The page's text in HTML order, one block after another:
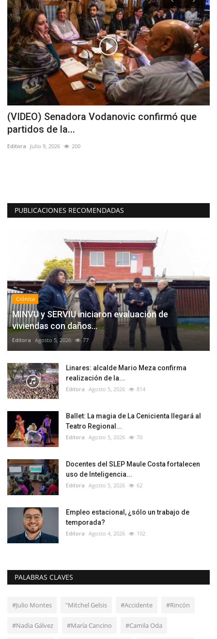
(VIDEO) Senadora Vodanovic confirmó que
partidos de la...
Editora Julio 9, 2026 200
PUBLICACIONES RECOMENDADAS
Crónica
MINVU y SERVIU iniciaron evaluación de
viviendas con daños...
Editora Agosto 5, 2026 77
Linares: alcalde Mario Meza confirma
realización de la...
Editora Agosto 5, 2026 814
Ballet: La magia de La Cenicienta llegará al
Teatro Regional...
Editora Agosto 5, 2026 70
Docentes del SLEP Maule Costa fortalecen
uso de Inteligencia...
Editora Agosto 5, 2026 62
Empleo estacional, ¿sólo un trabajo de
temporada?
Editora Agosto 4, 2026 102
PALABRAS CLAVES
#Julio Montes "Mitchel Gelsis #Accidente #Rincón
#Nadia Gálvez #María Cancino #Camila Oda